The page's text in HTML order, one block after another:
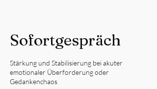
Sofortgespräch
Stärkung und Stabilisierung bei akuter
emotionaler Überforderung oder
Gedankenchaos